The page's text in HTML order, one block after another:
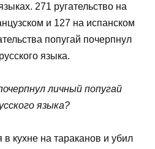
271 ругательство на
и 127 на испанском
попугай почерпнул
языка.
личный попугай
языка?
кухне на тараканов и убил